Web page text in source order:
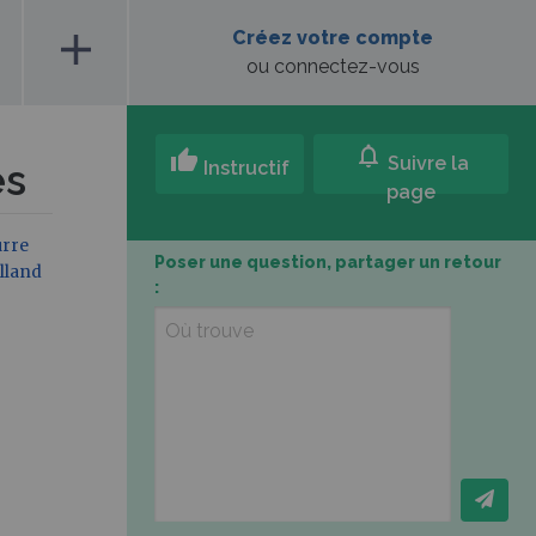
add
Créez votre compte
ou connectez-vous
thumb_up Instructif notifications Suivre la
page
Poser une question, partager un retour
: